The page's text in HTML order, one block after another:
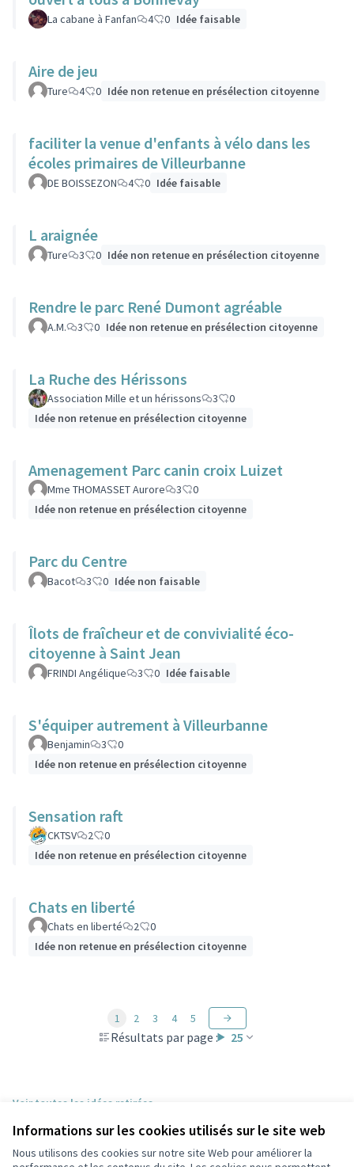
Informations sur les cookies utilisés sur le site web
Nous utilisons des cookies sur notre site Web pour améliorer la
La cabane à Fanfan 4 0 Idée faisable
Aire de jeu
Ture 4 0 Idée non retenue en présélection citoyenne
faciliter la venue d'enfants à vélo dans les
écoles primaires de Villeurbanne
DE BOISSEZON 4 0 Idée faisable
L araignée
Ture 3 0 Idée non retenue en présélection citoyenne
Rendre le parc René Dumont agréable
A.M. 3 0 Idée non retenue en présélection citoyenne
La Ruche des Hérissons
Association Mille et un hérissons 3
0
Idée non retenue en présélection citoyenne
Amenagement Parc canin croix Luizet
Mme THOMASSET Aurore 3
0
Idée non retenue en présélection citoyenne
Parc du Centre
Bacot 3 0 Idée non faisable
Îlots de fraîcheur et de convivialité éco-
citoyenne à Saint Jean
FRINDI Angélique 3 0 Idée faisable
S'équiper autrement à Villeurbanne
Benjamin 3
0
Idée non retenue en présélection citoyenne
Sensation raft
CKTSV 2
0
Idée non retenue en présélection citoyenne
Chats en liberté
Chats en liberté 2
0
Idée non retenue en présélection citoyenne
Résultats par page : 25
1 2 3 4 5
Voir toutes les idées retirées
Conditions d'utilisation